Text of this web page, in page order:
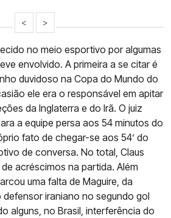
< >
no meio esportivo por algumas
envolvido. A primeira a se citar é
duvidoso na Copa do Mundo do
ele era o responsável em apitar
da Inglaterra e do Irã. O juiz
a equipe persa aos 54 minutos do
fato de chegar-se aos 54’ do
de conversa. No total, Claus
acréscimos na partida. Além
uma falta de Maguire, da
defensor iraniano no segundo gol
alguns, no Brasil, interferência do